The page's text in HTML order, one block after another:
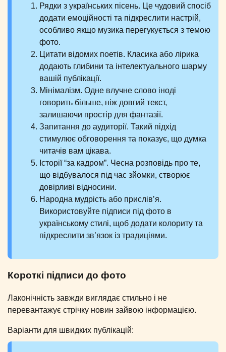
Рядки з українських пісень. Це чудовий спосіб
додати емоційності та підкреслити настрій,
особливо якщо музика перегукується з темою
фото.
Цитати відомих поетів. Класика або лірика
додають глибини та інтелектуального шарму
вашій публікації.
Мінімалізм. Одне влучне слово іноді
говорить більше, ніж довгий текст,
залишаючи простір для фантазії.
Запитання до аудиторії. Такий підхід
стимулює обговорення та показує, що думка
читачів вам цікава.
Історії “за кадром”. Чесна розповідь про те,
що відбувалося під час зйомки, створює
довірливі відносини.
Народна мудрість або прислів’я.
Використовуйте підписи під фото в
українському стилі, щоб додати колориту та
підкреслити зв’язок із традиціями.
Короткі підписи до фото
Лаконічність завжди виглядає стильно і не
перевантажує стрічку новин зайвою інформацією.
Варіанти для швидких публікацій: